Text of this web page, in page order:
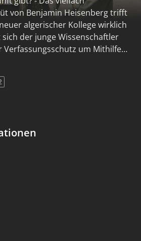
von Benjamin Heisenberg trifft
algerischer Kollege wirklich
der junge Wissenschaftler
Verfassungsschutz um Mithilfe
Terroristen
Frau ...